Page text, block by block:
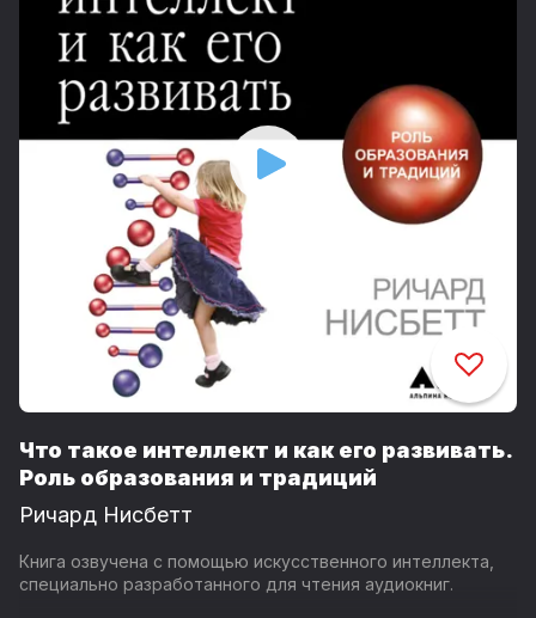
Что такое интеллект и как его развивать.
Роль образования и традиций
Ричард Нисбетт
Книга озвучена с помощью искусственного интеллекта,
специально разработанного для чтения аудиокниг.